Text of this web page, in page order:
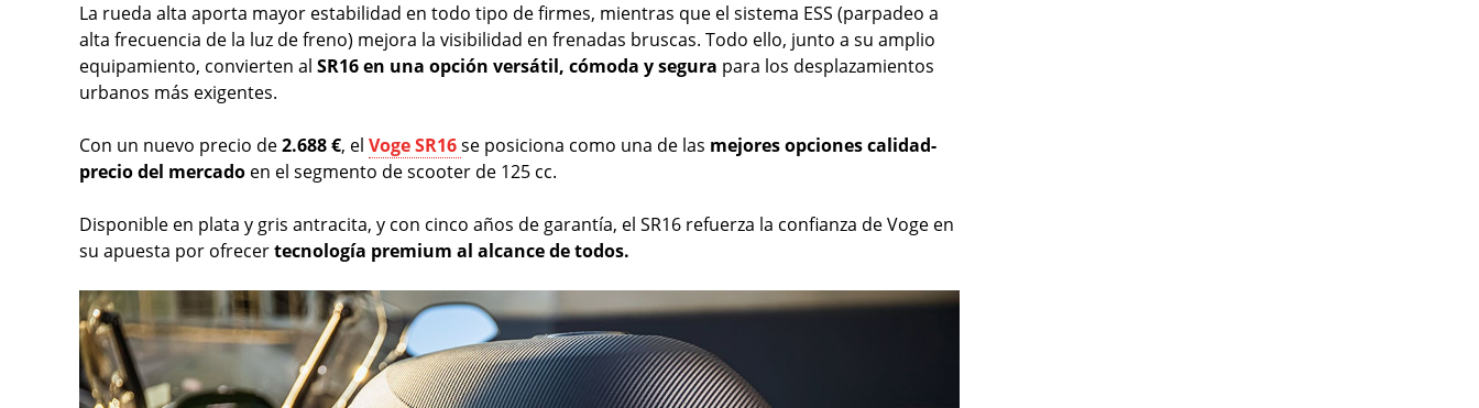
La rueda alta aporta mayor estabilidad en todo tipo de firmes, mientras que el sistema ESS (parpadeo a
alta frecuencia de la luz de freno) mejora la visibilidad en frenadas bruscas. Todo ello, junto a su amplio
equipamiento, convierten al SR16 en una opción versátil, cómoda y segura para los desplazamientos
urbanos más exigentes.
Con un nuevo precio de2.688 €, el Voge SR16se posiciona como una de las mejores opciones calidad-
precio del mercado en el segmento de scooter de 125 cc.
Disponible en plata y gris antracita, y con cinco años de garantía, el SR16 refuerza la confianza de Voge en
su apuesta por ofrecertecnología premium al alcance de todos.